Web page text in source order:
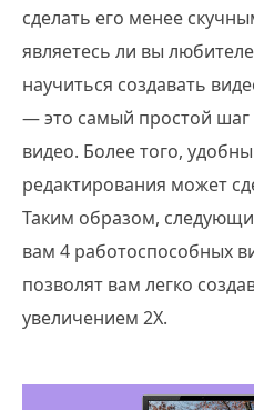
сделать его менее
являетесь ли вы
научиться создавать
— это самый простой шаг
видео. Более того,
редактирования может
Таким образом,
вам 4 работоспособных
позволят вам легко
увеличением 2X.